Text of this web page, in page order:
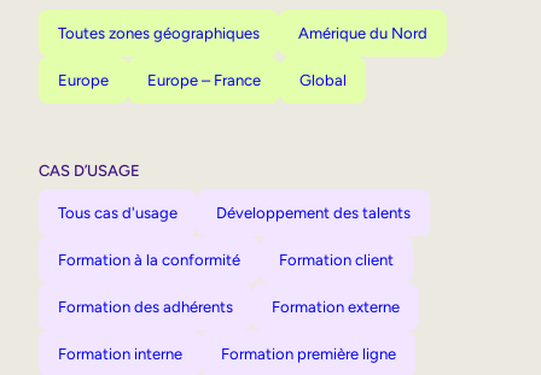
Toutes zones géographiques Amérique du Nord
Europe Europe – France Global
CAS D’USAGE
Tous cas d'usage Développement des talents
Formation à la conformité Formation client
Formation des adhérents Formation externe
Formation interne Formation première ligne